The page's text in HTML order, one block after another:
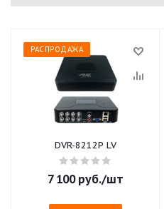
РАСПРОДАЖА
DVR-8212P LV
7 100руб./шт